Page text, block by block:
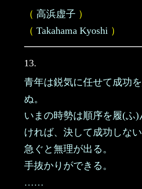
（ 高浜虚子 ）
（ Takahama Kyoshi ）
13.
青年は鋭気に任せて成功
ぬ。
いまの時勢は順序を履(ふ
ければ、決して成功しない
急ぐと無理が出る。
手抜かりができる。
……